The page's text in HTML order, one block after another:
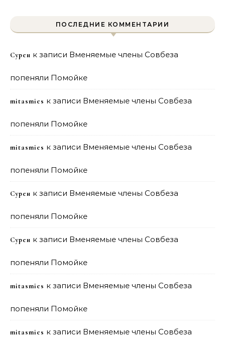
ПОСЛЕДНИЕ КОММЕНТАРИИ
Сурен к записи Вменяемые члены Совбеза
попеняли Помойке
mitasmies к записи Вменяемые члены Совбеза
попеняли Помойке
mitasmies к записи Вменяемые члены Совбеза
попеняли Помойке
Сурен к записи Вменяемые члены Совбеза
попеняли Помойке
Сурен к записи Вменяемые члены Совбеза
попеняли Помойке
mitasmies к записи Вменяемые члены Совбеза
попеняли Помойке
mitasmies к записи Вменяемые члены Совбеза